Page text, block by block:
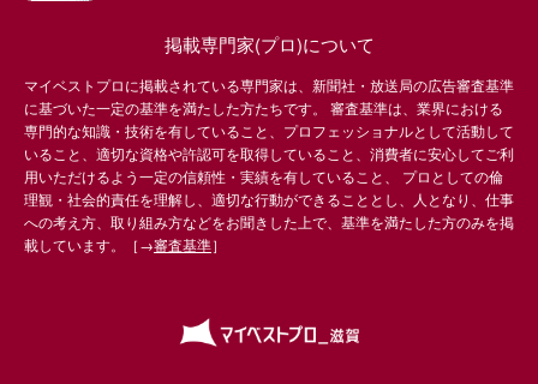
掲載専門家(プロ)について
マイベストプロに掲載されている専門家は、新聞社・放送局の広告審査基準
に基づいた一定の基準を満たした方たちです。 審査基準は、業界における
専門的な知識・技術を有していること、プロフェッショナルとして活動して
いること、適切な資格や許認可を取得していること、消費者に安心してご利
用いただけるよう一定の信頼性・実績を有していること、 プロとしての倫
理観・社会的責任を理解し、適切な行動ができることとし、人となり、仕事
への考え方、取り組み方などをお聞きした上で、基準を満たした方のみを掲
載しています。［→審査基準］